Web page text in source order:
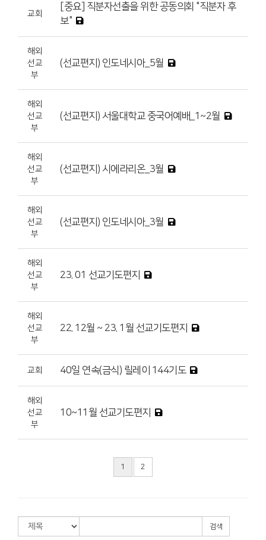
교회
[중요] 직분자선출을 위한 공동의회 "직분자 후
보"
해외
선교
부
(선교편지) 인도네시아_5월
해외
선교
부
(선교편지) 서울대학교 중국어예배_1~2월
해외
선교
부
(선교편지) 시에라리온_3월
해외
선교
부
(선교편지) 인도네시아_3월
해외
선교
부
23. 01 선교기도편지
해외
선교
부
22. 12월 ~ 23. 1월 선교기도편지
교회 40일 연속(금식) 릴레이 144기도
해외
선교
부
10~11월 선교기도편지
1 2
검색